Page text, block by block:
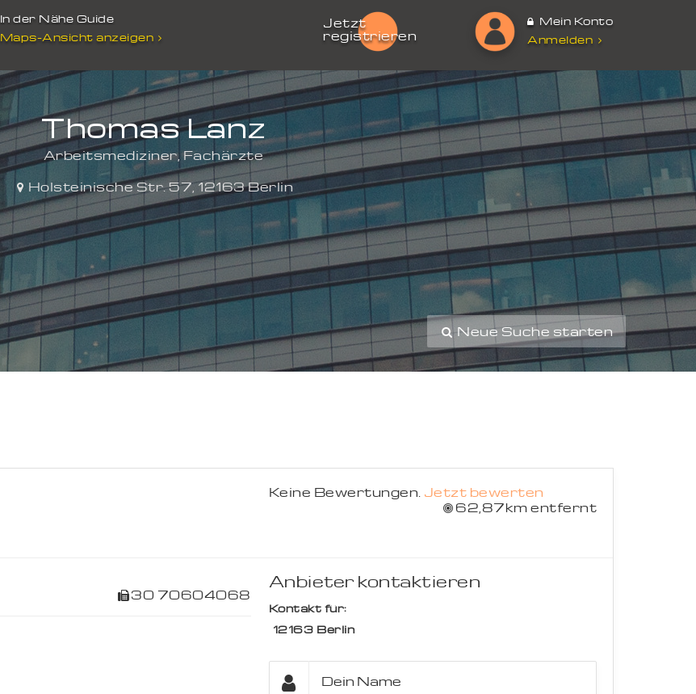
In der Nähe Guide
Maps-Ansicht anzeigen
Jetzt
registrieren
Mein Konto
Anmelden
Thomas Lanz
Arbeitsmediziner, Fachärzte
Holsteinische Str. 57,12163Berlin
Neue Suche starten
Keine Bewertungen. Jetzt bewerten
62,87km entfernt
30 70604068
Anbieter kontaktieren
Kontakt für:
12163 Berlin